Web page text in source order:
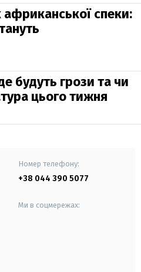
африканської спеки:
будуть грози та чи
цього тижня
Номер телефону:
+38 044 390 5077
Ми в соцмережах: